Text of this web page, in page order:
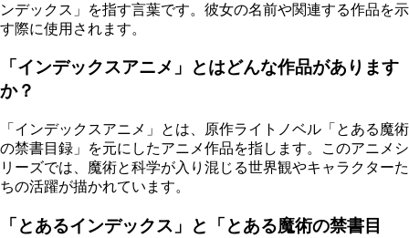
ンデックス」を指す言葉です。彼女の名前や関連する作品を示
す際に使用されます。
「インデックスアニメ」とはどんな作品があります
か？
「インデックスアニメ」とは、原作ライトノベル「とある魔術
の禁書目録」を元にしたアニメ作品を指します。このアニメシ
リーズでは、魔術と科学が入り混じる世界観やキャラクターた
ちの活躍が描かれています。
「とあるインデックス」と「とある魔術の禁書目